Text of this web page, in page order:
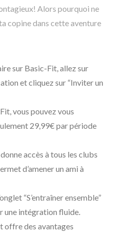
Alors pourquoi ne
copine dans cette aventure
sur Basic-Fit, allez sur
et cliquez sur “Inviter un
vous pouvez vous
29,99€ par période
accès à tous les clubs
d’amener un ami à
“S’entraîner ensemble”
une intégration fluide.
offre des avantages